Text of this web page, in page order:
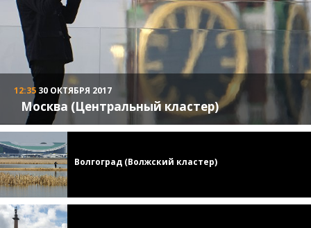
12:35 30 ОКТЯБРЯ 2017
Москва (Центральный кластер)
Волгоград (Волжский кластер)